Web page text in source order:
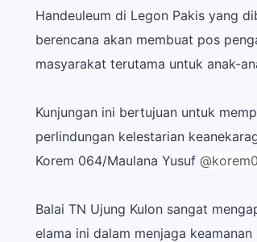
Handeuleum di Legon Pakis yang
berencana akan membuat pos
masyarakat terutama untuk anak-
Kunjungan ini bertujuan untuk
perlindungan kelestarian
Korem 064/Maulana Yusuf
Balai TN Ujung Kulon sangat
elama ini dalam menjaga